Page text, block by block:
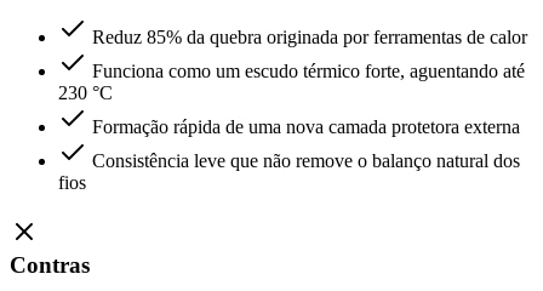
Reduz 85% da quebra originada por ferramentas de calor
Funciona como um escudo térmico forte, aguentando até
230 °C
Formação rápida de uma nova camada protetora externa
Consistência leve que não remove o balanço natural dos
fios
Contras